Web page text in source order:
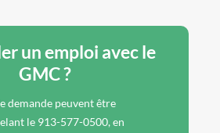
un emploi avec le
GMC ?
demande peuvent être
le 913-577-0500, en